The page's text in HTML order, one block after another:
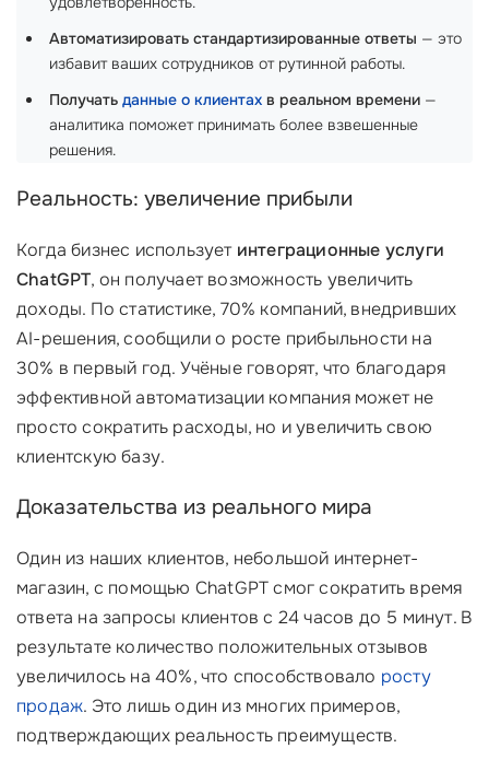
Автоматизировать стандартизированные ответы — это
избавит ваших сотрудников от рутинной работы.
Получать данные о клиентах в реальном времени —
аналитика поможет принимать более взвешенные
решения.
Реальность: увеличение прибыли
Когда бизнес использует интеграционные услуги
ChatGPT, он получает возможность увеличить
доходы. По статистике, 70% компаний, внедривших
AI-решения, сообщили о росте прибыльности на
30% в первый год. Учёные говорят, что благодаря
эффективной автоматизации компания может не
просто сократить расходы, но и увеличить свою
клиентскую базу.
Доказательства из реального мира
Один из наших клиентов, небольшой интернет-
магазин, с помощью ChatGPT смог сократить время
ответа на запросы клиентов с 24 часов до 5 минут. В
результате количество положительных отзывов
увеличилось на 40%, что способствовало росту
продаж. Это лишь один из многих примеров,
подтверждающих реальность преимуществ.